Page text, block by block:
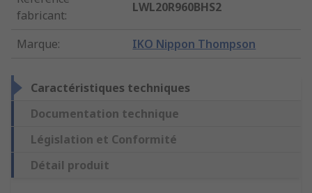
fabricant:
LWL20R960BHS2
Marque: IKO Nippon Thompson
Caractéristiques techniques
Documentation technique
Législation et Conformité
Détail produit